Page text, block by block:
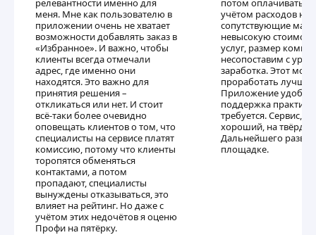
релевантности именно для
меня. Мне как пользователю в
приложении очень не хватает
возможности добавлять заказ в
«Избранное». И важно, чтобы
клиенты всегда отмечали
адрес, где именно они
находятся. Это важно для
принятия решения –
откликаться или нет. И стоит
всё-таки более очевидно
оповещать клиентов о том, что
специалисты на сервисе платят
комиссию, потому что клиенты
торопятся обменяться
контактами, а потом
пропадают, специалисты
вынуждены отказываться, это
влияет на рейтинг. Но даже с
учётом этих недочётов я оценю
Профи на пятёрку.
потом оплачивать.
учётом расходов на
сопутствующие
невысокую
услуг, размер
несопоставим с
заработка. Этот
проработать лучше.
Приложение
поддержка
требуется. Сервис, в
хороший, на
Дальнейшего
площадке.